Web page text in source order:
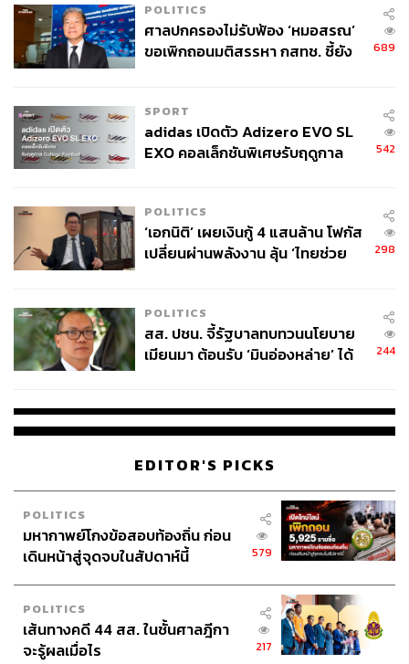
ABOUT THE AUTHOR
อนุชิต ไกรวิจิตร
อดิเรกคือการสัมภาษณ์ BNK48
POLITICS
ศาลปกครองไม่รับฟ้อง ‘หมอสรณ’
ขอเพิกถอนมติสรรหา กสทช. ชี้ยัง
689
SPORT
adidas เปิดตัว Adizero EVO SL
EXO คอลเล็กชันพิเศษรับฤดูกาล
542
POLITICS
‘เอกนิติ’ เผยเงินกู้ 4 แสนล้าน โฟกัส
เปลี่ยนผ่านพลังงาน ลุ้น ‘ไทยช่วย
298
POLITICS
สส. ปชน. จี้รัฐบาลทบทวนนโยบาย
เมียนมา ต้อนรับ ‘มินอ่องหล่าย’ ได้
244
EDITOR'S PICKS
POLITICS
มหากาพย์โกงข้อสอบท้องถิ่น ก่อน
เดินหน้าสู่จุดจบในสัปดาห์นี้
579
POLITICS
เส้นทางคดี 44 สส. ในชั้นศาลฎีกา
จะรู้ผลเมื่อไร
217